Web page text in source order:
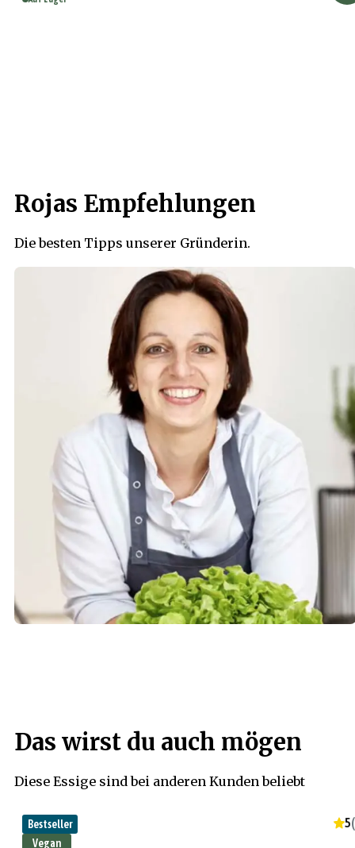
Rojas Empfehlungen
Die besten Tipps unserer Gründerin.
Das wirst du auch mögen
Diese Essige sind bei anderen Kunden beliebt
Bestseller
Vegan
5(